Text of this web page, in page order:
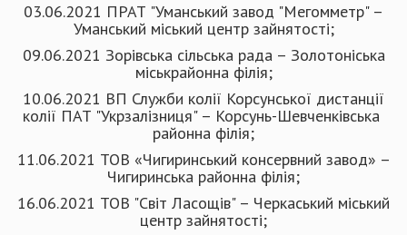
03.06.2021 ПРАТ "Уманський завод "Мегомметр" –
Уманський міський центр зайнятості;
09.06.2021 Зорівська сільська рада – Золотоніська
міськрайонна філія;
10.06.2021 ВП Служби колії Корсунської дистанції
колії ПАТ "Укрзалізниця" – Корсунь-Шевченківська
районна філія;
11.06.2021 ТОВ «Чигиринський консервний завод» –
Чигиринська районна філія;
16.06.2021 ТОВ "Світ Ласощів" – Черкаський міський
центр зайнятості;